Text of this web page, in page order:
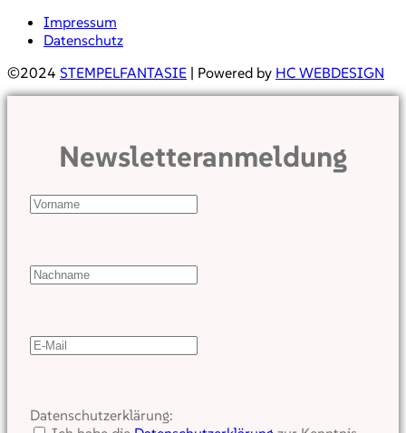
Impressum
Datenschutz
©2024 STEMPELFANTASIE | Powered by HC WEBDESIGN
Newsletteranmeldung
Datenschutzerklärung: